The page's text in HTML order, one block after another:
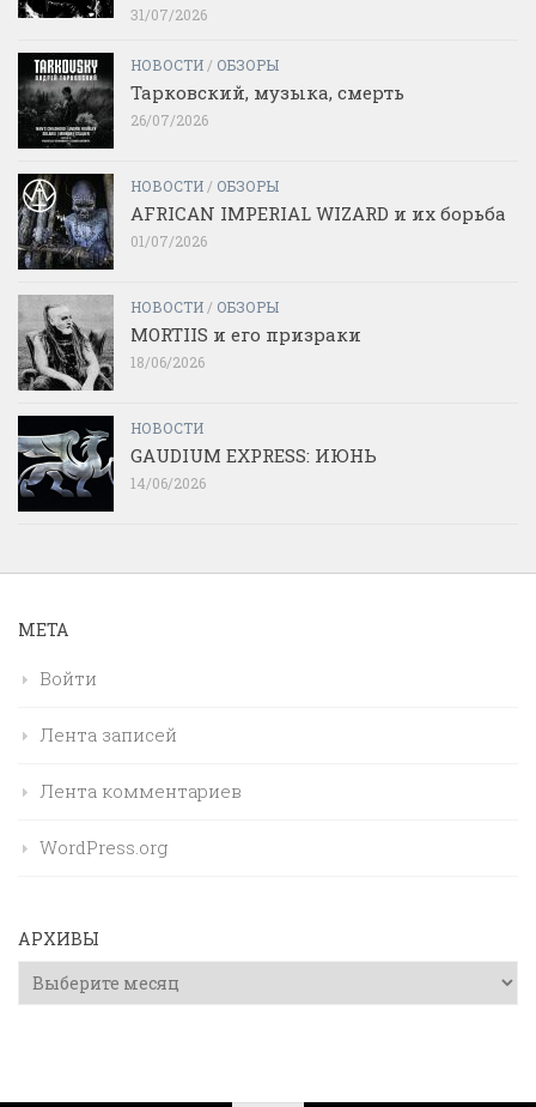
31/07/2026
НОВОСТИ / ОБЗОРЫ
Тарковский, музыка, смерть
26/07/2026
НОВОСТИ / ОБЗОРЫ
AFRICAN IMPERIAL WIZARD и их борьба
01/07/2026
НОВОСТИ / ОБЗОРЫ
MORTIIS и его призраки
18/06/2026
НОВОСТИ
GAUDIUM EXPRESS: ИЮНЬ
14/06/2026
МЕТА
Войти
Лента записей
Лента комментариев
WordPress.org
АРХИВЫ
Архивы